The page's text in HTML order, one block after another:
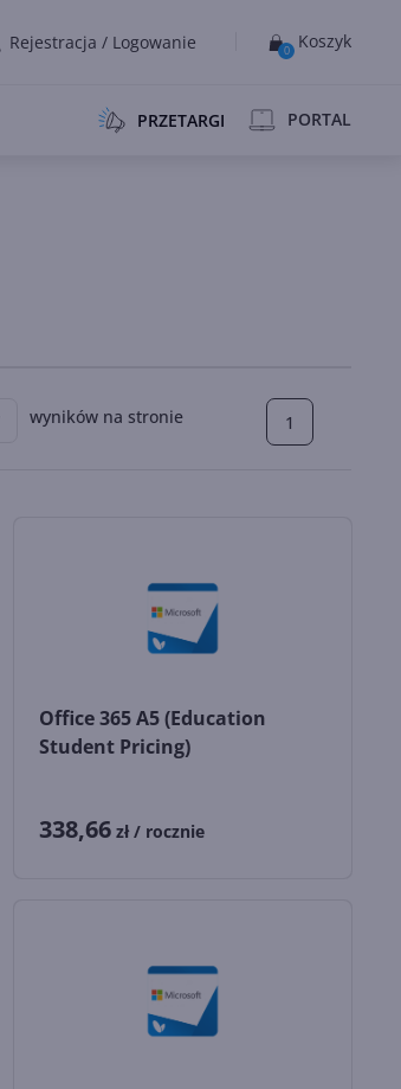
Rejestracja / Logowanie 0 Koszyk
PRZETARGI PORTAL
wyników na stronie 1
Office 365 A5 (Education
Student Pricing)
338,66zł/ rocznie